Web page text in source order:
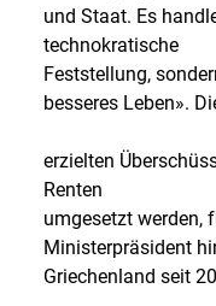
und Staat. Es
technokratische
Feststellung,
besseres Leben».
erzielten
Renten
umgesetzt werden,
Ministerpräsident
Griechenland seit